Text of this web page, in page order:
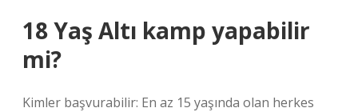
18 Yaş Altı kamp yapabilir
mi?
Kimler başvurabilir: En az 15 yaşında olan herkes